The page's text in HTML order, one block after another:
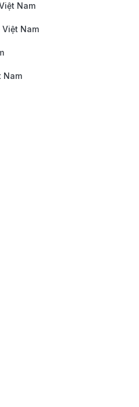
nghệ thuật nổi tiếng thế
dường như đều được sống
vẹn. Dòng sông Seine êm
phản chiếu những buổi
ngọt Pháp tinh tế hay
Nam
Nam
Nam